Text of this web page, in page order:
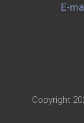
E-
Copyright